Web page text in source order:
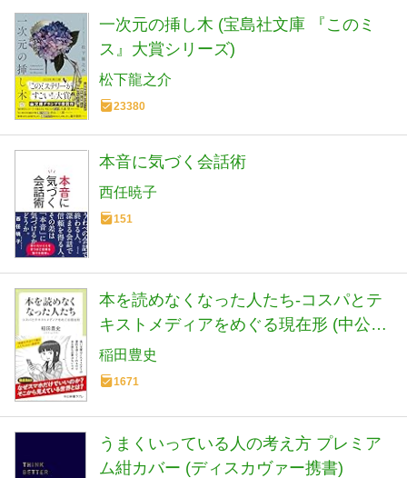
一次元の挿し木 (宝島社文庫 『このミ
ス』大賞シリーズ)
松下龍之介
23380
本音に気づく会話術
西任暁子
151
本を読めなくなった人たち-コスパとテ
キストメディアをめぐる現在形 (中公新
書ラクレ 861)
稲田豊史
1671
うまくいっている人の考え方 プレミア
ム紺カバー (ディスカヴァー携書)